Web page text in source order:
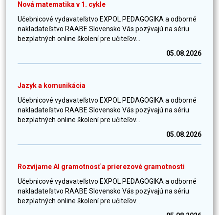
Nová matematika v 1. cykle
Učebnicové vydavateľstvo EXPOL PEDAGOGIKA a odborné
nakladateľstvo RAABE Slovensko Vás pozývajú na sériu
bezplatných online školení pre učiteľov...
05.08.2026
Jazyk a komunikácia
Učebnicové vydavateľstvo EXPOL PEDAGOGIKA a odborné
nakladateľstvo RAABE Slovensko Vás pozývajú na sériu
bezplatných online školení pre učiteľov...
05.08.2026
Rozvíjame AI gramotnosť a prierezové gramotnosti
Učebnicové vydavateľstvo EXPOL PEDAGOGIKA a odborné
nakladateľstvo RAABE Slovensko Vás pozývajú na sériu
bezplatných online školení pre učiteľov...